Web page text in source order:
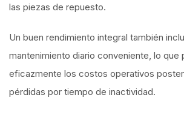
las piezas de repuesto.
Un buen rendimiento integral también
mantenimiento diario conveniente, lo que
eficazmente los costos operativos
pérdidas por tiempo de inactividad.